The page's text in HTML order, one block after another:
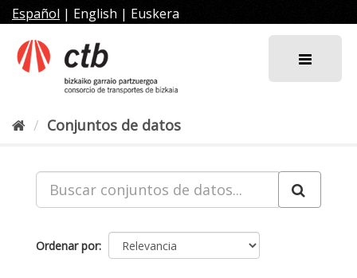
al
contenido
Español | English | Euskera
Conjuntos de datos
Ordenar por